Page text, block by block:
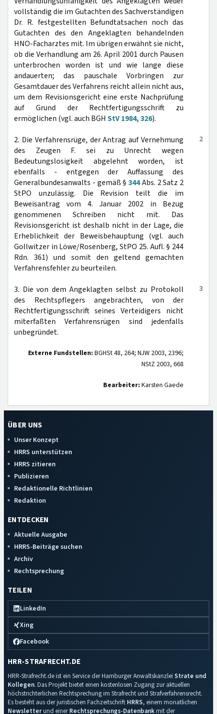
vollständig die im Gutachten des Sachverständigen
Dr. R. festgestellten Befundtatsachen noch das
Gutachten des den Angeklagten behandelnden
HNO-Facharztes mit. Im übrigen erwähnt sie nicht,
ob die Verhandlung am 26. April 2001 durch Pausen
unterbrochen worden ist und wie lange diese
andauerten; das pauschale Vorbringen zur
Gesamtdauer des Verfahrens reicht allein nicht aus,
um dem Revisionsgericht eine erste Nachprüfung
auf Grund der Rechtfertigungsschrift zu
ermöglichen (vgl. auch BGH StV 1984, 326).
2
2. Die Verfahrensrüge, der Antrag auf Vernehmung
des Zeugen F. sei zu Unrecht wegen
Bedeutungslosigkeit abgelehnt worden, ist
ebenfalls - entgegen der Auffassung des
Generalbundesanwalts - gemäß § 344Abs. 2 Satz 2
StPO unzulässig. Die Revision teilt die im
Beweisantrag vom 4. Januar 2002 in Bezug
genommenen Schreiben nicht mit. Das
Revisionsgericht ist deshalb nicht in der Lage, die
Erheblichkeit der Beweisbehauptung (vgl. auch
Gollwitzer in Löwe/Rosenberg, StPO 25. Aufl. § 244
Rdn. 361) und somit den geltend gemachten
Verfahrensfehler zu beurteilen.
3
3. Die von dem Angeklagten selbst zu Protokoll
des Rechtspflegers angebrachten, von der
Rechtfertigungsschrift seines Verteidigers nicht
miterfaßten Verfahrensrügen sind jedenfalls
unbegründet.
Externe Fundstellen: BGHSt 48, 264; NJW 2003, 2396;
NStZ 2003, 668
Bearbeiter: Karsten Gaede
ÜBER UNS
Unser Konzept
HRRS unterstützen
HRRS zitieren
Publizieren
Redaktionelle Richtlinien
Redaktion
ENTDECKEN
Aktuelle Ausgabe
HRRS-Beiträge suchen
Archiv
Rechtsprechung
TEILEN
LinkedIn
Xing
Facebook
HRR-STRAFRECHT.DE
HRR-Strafrecht.de ist ein Service der Hamburger Anwaltskanzlei Strate und
Kollegen. Das Projekt bietet einen kostenlosen Zugang zur aktuellen
höchstrichterlichen Rechtsprechung im Strafrecht und Strafverfahrensrecht.
Es besteht aus der juristischen Fachzeitschrift HRRS, einem monatlichen
Newsletterund einerRechtsprechungs-Datenbankmit der